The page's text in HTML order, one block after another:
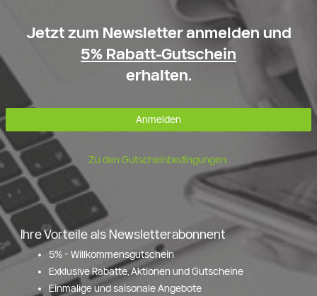
Jetzt zum Newsletter anmelden und
5% Rabatt-Gutschein
erhalten.
Anmelden
Zu den Gutscheinbedingungen.
Ihre Vorteile als Newsletterabonnent
5% - Willkommensgutschein
Exklusive Rabatte, Aktionen und Gutscheine
Einmalige und saisonale Angebote